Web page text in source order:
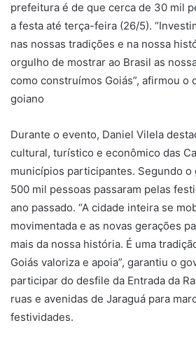
prefeitura é de que cerca de 30 mil
a festa até terça-feira (26/5).
nas nossas tradições e na nossa
orgulho de mostrar ao Brasil as
como construímos Goiás”, afirmou o
goiano
Durante o evento, Daniel Vilela
cultural, turístico e econômico das
municípios participantes. Segundo o
500 mil pessoas passaram pelas
ano passado. “A cidade inteira se
movimentada e as novas gerações
mais da nossa história. É uma
Goiás valoriza e apoia”, garantiu o
participar do desfile da Entrada da
ruas e avenidas de Jaraguá para
festividades.